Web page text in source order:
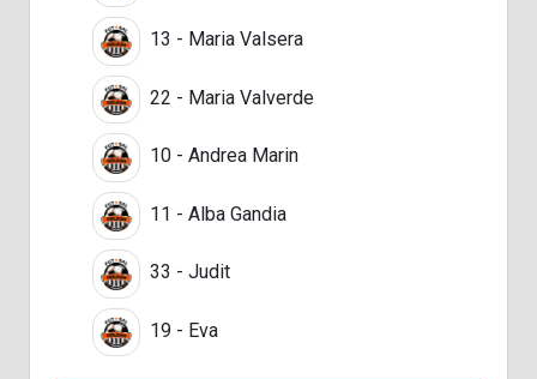
13 - Maria Valsera
22 - Maria Valverde
10 - Andrea Marin
11 - Alba Gandia
33 - Judit
19 - Eva